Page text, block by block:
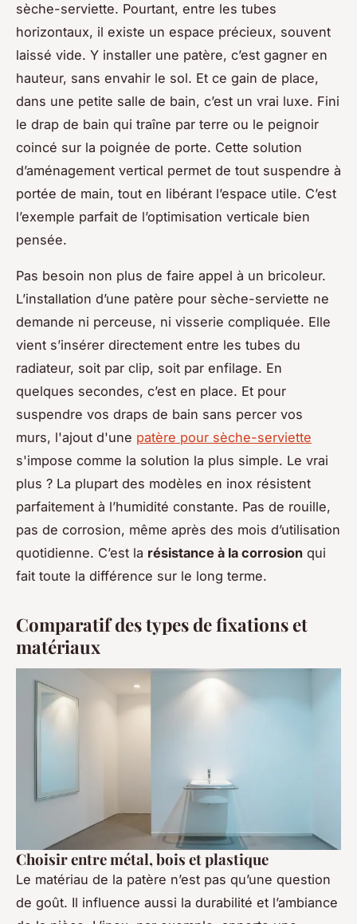
sèche-serviette. Pourtant, entre les tubes
horizontaux, il existe un espace précieux, souvent
laissé vide. Y installer une patère, c’est gagner en
hauteur, sans envahir le sol. Et ce gain de place,
dans une petite salle de bain, c’est un vrai luxe. Fini
le drap de bain qui traîne par terre ou le peignoir
coincé sur la poignée de porte. Cette solution
d’aménagement vertical permet de tout suspendre à
portée de main, tout en libérant l’espace utile. C’est
l’exemple parfait de l’optimisation verticale bien
pensée.
Pas besoin non plus de faire appel à un bricoleur.
L’installation d’une patère pour sèche-serviette ne
demande ni perceuse, ni visserie compliquée. Elle
vient s’insérer directement entre les tubes du
radiateur, soit par clip, soit par enfilage. En
quelques secondes, c’est en place. Et pour
suspendre vos draps de bain sans percer vos
murs, l'ajout d'une patère pour sèche-serviette
s'impose comme la solution la plus simple. Le vrai
plus ? La plupart des modèles en inox résistent
parfaitement à l’humidité constante. Pas de rouille,
pas de corrosion, même après des mois d’utilisation
quotidienne. C’est la résistance à la corrosion qui
fait toute la différence sur le long terme.
Comparatif des types de fixations et
matériaux
Choisir entre métal, bois et plastique
Le matériau de la patère n’est pas qu’une question
de goût. Il influence aussi la durabilité et l’ambiance